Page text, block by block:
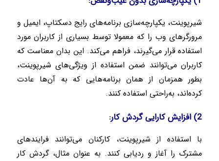
شیرپوینت، یکپارچه‌سازی برنامه‌های رایج دسکتاپ، ایمیل و
مرورگرهای وب را که معمولا توسط بسیاری از کاربران مورد
استفاده قرار می‌گیرند، فراهم می‌کند. این بدان معناست که
کاربران می‌توانند ضمن استفاده از ویژگی‌های شیرپوینت،
بطور همزمان از همان برنامه‌هایی که به آن‌ها عادت
کرده‌اند، به‌راحتی استفاده کنند.
2) افزایش کارایی گردش کار:
با استفاده از شیرپوینت، کارکنان می‌توانند فرایندهای
مشترک را آغاز و ردیابی کنند. به عنوان مثال، گردش کار